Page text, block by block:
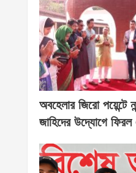
অবহেলার জিরো পয়েন্টে
জাহিদের উদ্যোগে ফিরল